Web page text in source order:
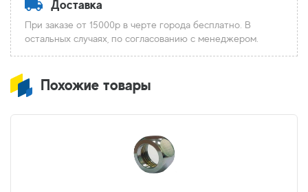
Доставка
При заказе от 15000р в черте города бесплатно. В
остальных случаях, по согласованию с менеджером.
Похожие товары